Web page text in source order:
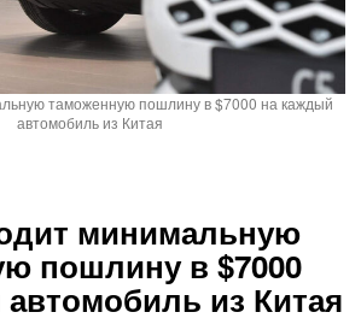
таможенную пошлину в $7000 на каждый
автомобиль из Китая
минимальную
пошлину в $7000
из Китая